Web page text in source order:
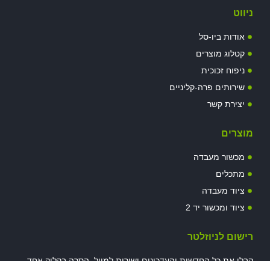
ניווט
אודות ביו-סל
קטלוג מוצרים
ניפוח זכוכית
שירותים פרה-קליניים
יצירת קשר
מוצרים
מכשור מעבדה
מתכלים
ציוד מעבדה
ציוד ומכשור יד 2
רישום לניוזלטר